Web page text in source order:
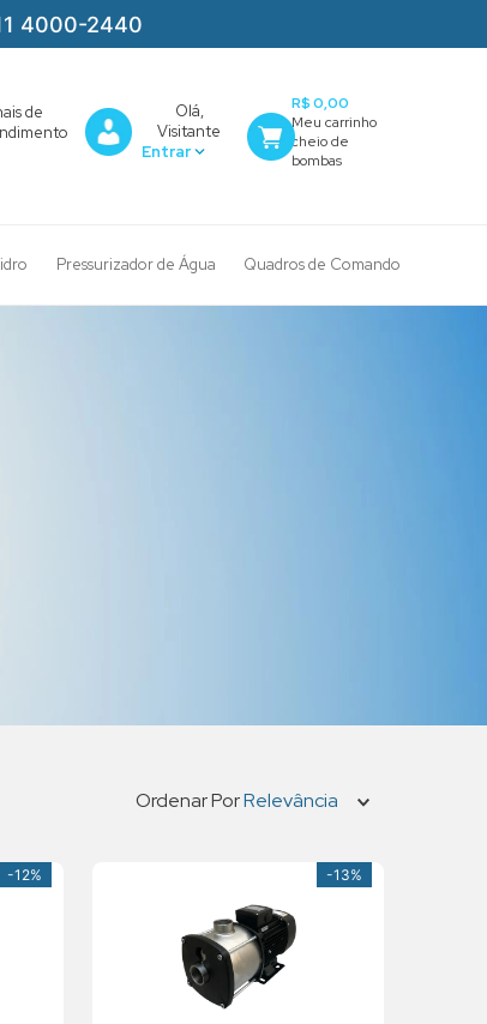
4000-2440
de
Olá,
Visitante
R$ 0,00
Pressurizador de Água Quadros de Comando
Ordenar PorRelevância
-12% -13%